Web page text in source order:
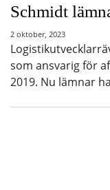
Schmidt
2 oktober, 2023
som ansvarig för
2019. Nu lämnar